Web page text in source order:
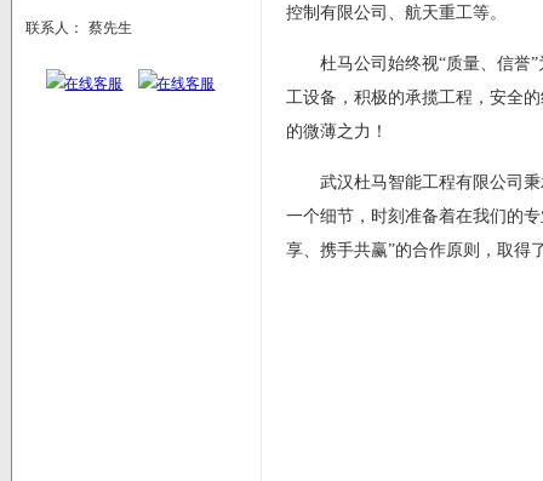
联系人： 蔡先生
控制有限公司、航天重工等。
杜马公司始终视“质量、信誉”
工设备，积极的承揽工程，安全
的微薄之力！
武汉杜马智能工程有限公司秉
一个细节，时刻准备着在我们的
享、携手共赢”的合作原则，取得